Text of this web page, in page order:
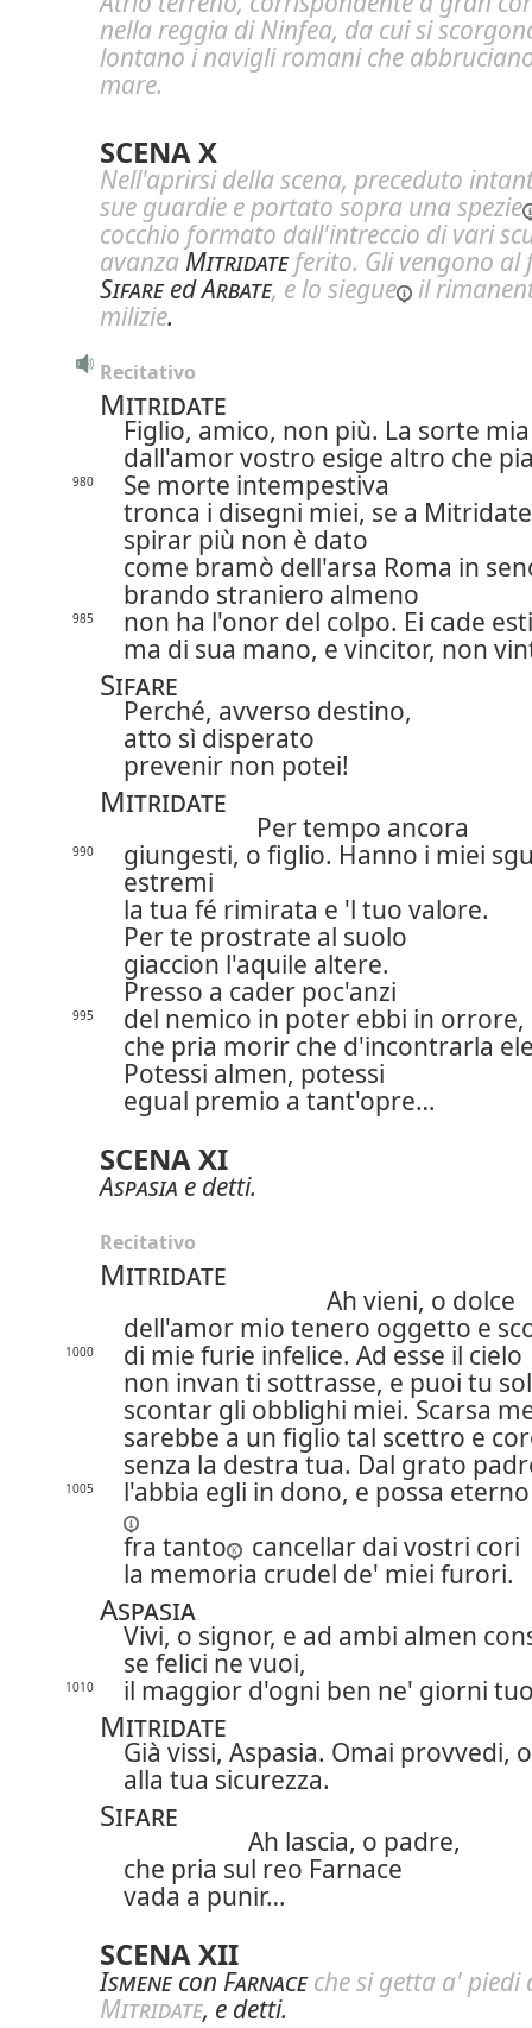
nella reggia di Ninfea, da cui si
lontano i navigli romani che
mare.
SCENA X
Nell'aprirsi della scena, preceduto
sue guardie e portato sopra unaspezie
cocchio formato dall'intreccio di vari
avanza Mitridateferito. Gli vengono al
SifareedArbate, e lo siegue
il
milizie.
Recitativo
Mitridate
Figlio, amico, non più. La sorte mia
dall'amor vostro esige altro che
980
Se morte intempestiva
tronca i disegni miei, se a Mitridate
spirar più non è dato
come bramò dell'arsa Roma in
brando straniero almeno
985
non ha l'onor del colpo. Ei cade
ma di sua mano, e vincitor, non
Sifare
Perché, avverso destino,
atto sì disperato
prevenir non potei!
Mitridate
Per tempo ancora
990
giungesti, o figlio. Hanno i miei
estremi
la tua fé rimirata e 'l tuo valore.
Per te prostrate al suolo
giaccion l'aquile altere.
Presso a cader poc'anzi
995
del nemico in poter ebbi in orrore,
che pria morir che d'incontrarla
Potessi almen, potessi
egual premio a tant'opre…
SCENA XI
Aspasia e detti.
Recitativo
Mitridate
Ah vieni, o dolce
dell'amor mio tenero oggetto e
1000
di mie furie infelice. Ad esse il cielo
non invan ti sottrasse, e puoi tu
scontar gli obblighi miei. Scarsa
sarebbe a un figlio tal scettro e
senza la destra tua. Dal grato
1005
l'abbia egli in dono, e possa
fra tanto
cancellar dai vostri cori
la memoria crudel de' miei furori.
Aspasia
Vivi, o signor, e ad ambi almen
se felici ne vuoi,
1010 il maggior d'ogni ben ne' giorni
Mitridate
Già vissi, Aspasia. Omai provvedi,
alla tua sicurezza.
Sifare
Ah lascia, o padre,
che pria sul reo Farnace
vada a punir…
SCENA XII
Ismenecon Farnaceche si getta a' piedi
Mitridate, e detti.